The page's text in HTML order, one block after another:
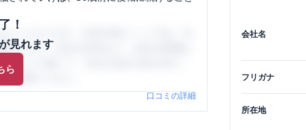
！
見れます
ら
うになります。SHEHUB(シーハブ)は、女
きやすさ・会社の評判など、女性の転職は
口コミを通して、本当の会社の姿を知り、
ご活用ください。
口コミの詳細
会社名
フリガナ
所在地